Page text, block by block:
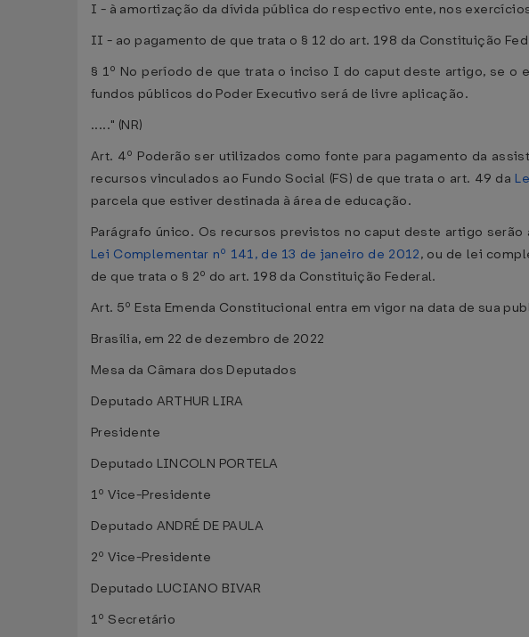
I - à amortização da dívida pública do respectivo ente, nos
II - ao pagamento de que trata o § 12 do art. 198 da Constituição
§ 1º No período de que trata o inciso I do caput deste artigo, se
fundos públicos do Poder Executivo será de livre aplicação.
....." (NR)
Art. 4º Poderão ser utilizados como fonte para pagamento da
recursos vinculados ao Fundo Social (FS) de que trata o art. 49 da
parcela que estiver destinada à área de educação.
Parágrafo único. Os recursos previstos no caput deste artigo
Lei Complementar nº 141, de 13 de janeiro de 2012, ou de lei
de que trata o § 2º do art. 198 da Constituição Federal.
Art. 5º Esta Emenda Constitucional entra em vigor na data de sua
Brasília, em 22 de dezembro de 2022
Mesa da Câmara dos Deputados
Deputado ARTHUR LIRA
Presidente
Deputado LINCOLN PORTELA
1º Vice-Presidente
Deputado ANDRÉ DE PAULA
2º Vice-Presidente
Deputado LUCIANO BIVAR
1º Secretário